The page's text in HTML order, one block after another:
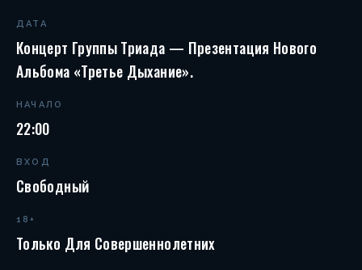
ДАТА
Концерт Группы Триада — Презентация Нового
Альбома «Третье Дыхание».
НАЧАЛО
22:00
ВХОД
Свободный
18+
Только Для Совершеннолетних